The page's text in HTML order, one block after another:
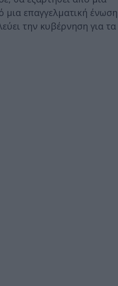
επαγγελματική ένωση
την κυβέρνηση για τα